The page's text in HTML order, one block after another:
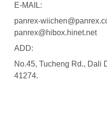
Fale Conosco
Mapa do Site
E-MAIL:
panrex-
panrex@hibox.hinet.net
ADD:
No.45, Tucheng Rd., Dali
41274.